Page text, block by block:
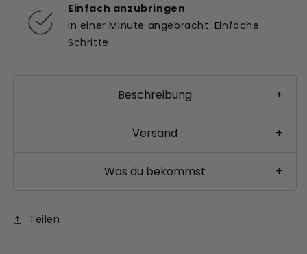
Einfach anzubringen
In einer Minute angebracht. Einfache
Schritte.
Beschreibung +
Versand +
Was du bekommst +
Teilen